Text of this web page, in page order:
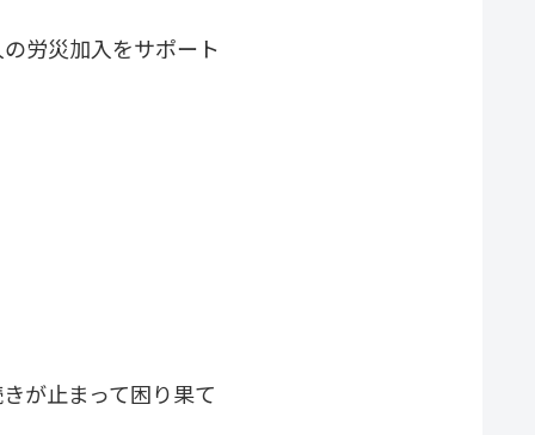
労災加入をサポート
が止まって困り果て